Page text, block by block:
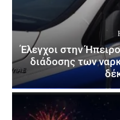
Έλεγχοι στην
διάδοσης των